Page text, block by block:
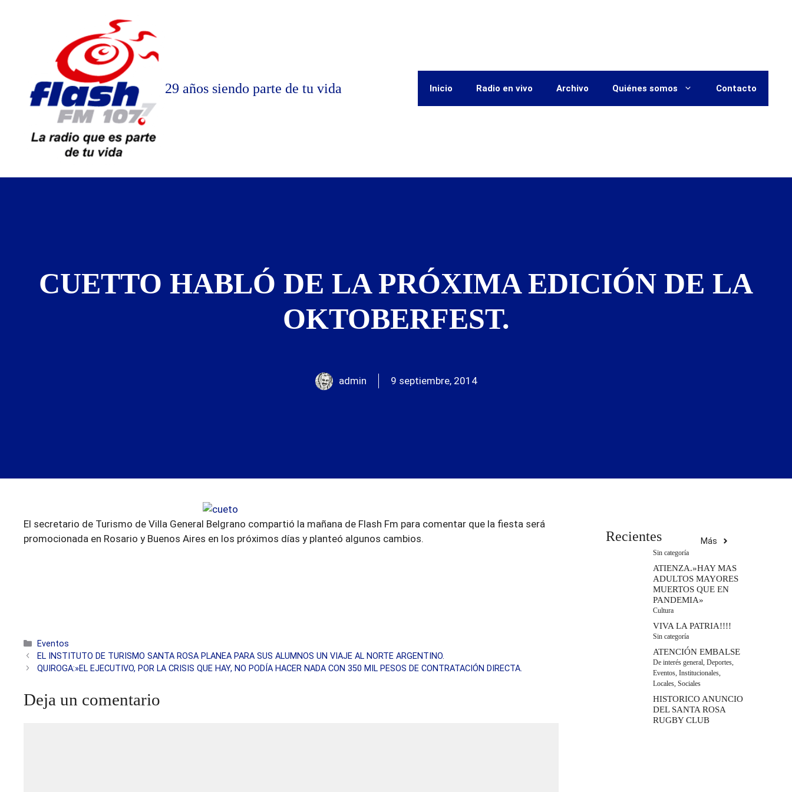
29 años siendo parte de tu vida Inicio Radio en vivo Archivo Quiénes somos Contacto
CUETTO HABLÓ DE LA PRÓXIMA EDICIÓN DE LA
OKTOBERFEST.
admin 9 septiembre, 2014
El secretario de Turismo de Villa General Belgrano compartió la mañana de Flash Fm para comentar que la fiesta será
promocionada en Rosario y Buenos Aires en los próximos días y planteó algunos cambios.
Categorías
Eventos
EL INSTITUTO DE TURISMO SANTA ROSA PLANEA PARA SUS ALUMNOS UN VIAJE AL NORTE ARGENTINO.
QUIROGA:»EL EJECUTIVO, POR LA CRISIS QUE HAY, NO PODÍA HACER NADA CON 350 MIL PESOS DE CONTRATACIÓN DIRECTA.
Deja un comentario
Recientes Más
Sin categoría
ATIENZA.»HAY MAS
ADULTOS MAYORES
MUERTOS QUE EN
PANDEMIA»
Cultura
VIVA LA PATRIA!!!!
Sin categoría
ATENCIÓN EMBALSE
De interés general Deportes
Eventos Institucionales
Locales Sociales
HISTORICO ANUNCIO
DEL SANTA ROSA
RUGBY CLUB